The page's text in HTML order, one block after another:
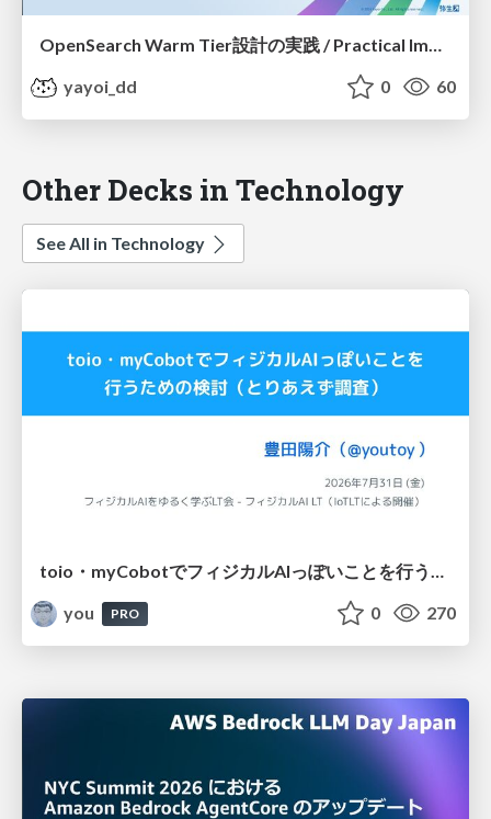
OpenSearch Warm Tier設計の実践 / Practical Implementation of OpenSearch Warm Tier Design
yayoi_dd
0 60
Other Decks in Technology
See All in Technology
you
PRO 0 270